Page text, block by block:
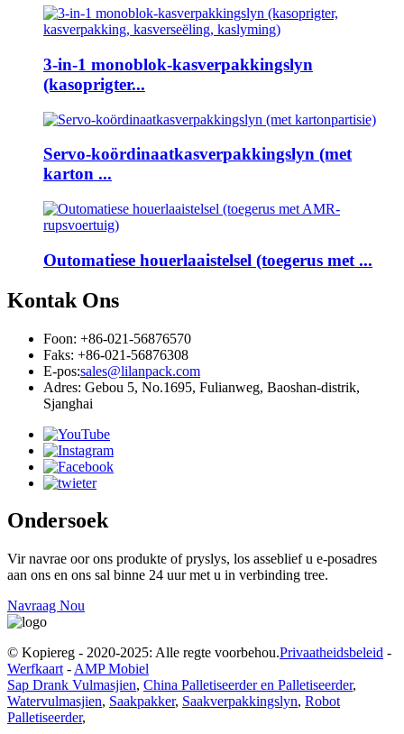
3-in-1 monoblok-kasverpakkingslyn
(kasoprigter...
Servo-koördinaatkasverpakkingslyn (met
karton ...
Outomatiese houerlaaistelsel (toegerus met ...
Kontak Ons
Foon: +86-021-56876570
Faks: +86-021-56876308
E-pos:sales@lilanpack.com
Adres: Gebou 5, No.1695, Fulianweg, Baoshan-distrik,
Sjanghai
Ondersoek
Vir navrae oor ons produkte of pryslys, los asseblief u e-posadres
aan ons en ons sal binne 24 uur met u in verbinding tree.
Navraag Nou
© Kopiereg - 2020-2025: Alle regte voorbehou.Privaatheidsbeleid -
Werfkaart - AMP Mobiel
Sap Drank Vulmasjien, China Palletiseerder en Palletiseerder,
Watervulmasjien, Saakpakker, Saakverpakkingslyn, Robot
Palletiseerder,